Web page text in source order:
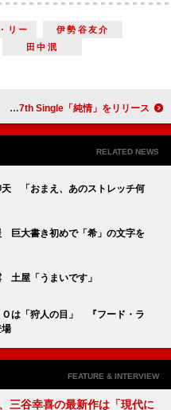
リー
伊勢谷友介
田中泯
家入レオ、「自分が今、一番歌うべき言葉」 7th Single「純情」をリリース
RELATED NEWS
天 「おまえ、あのストレッチ何
巨大書き初めで「希」の文字を
土屋「うまいです」
は「狩人の目」 『フード・ラ
場
FEATURE & INTERVIEW
三谷幸喜の最新作は「現代に